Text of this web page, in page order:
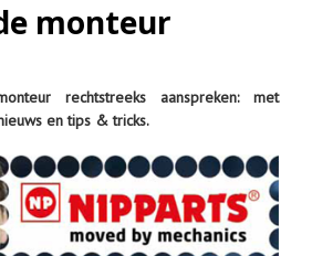
monteur
rechtstreeks aanspreken: met
en tips & tricks.